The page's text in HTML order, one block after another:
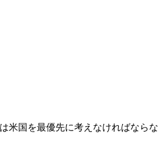
米国を最優先に考えなければならな